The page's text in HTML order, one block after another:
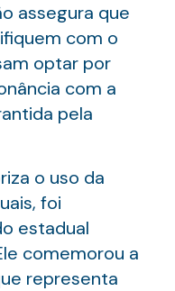
assegura que
com o
optar por
com a
pela
o uso da
foi
estadual
comemorou a
representa